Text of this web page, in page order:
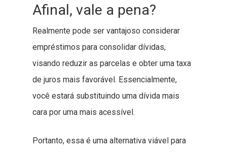
Afinal, vale a pena?
Realmente pode ser vantajoso considerar
empréstimos para consolidar dívidas,
visando reduzir as parcelas e obter uma taxa
de juros mais favorável. Essencialmente,
você estará substituindo uma dívida mais
cara por uma mais acessível.
Portanto, essa é uma alternativa viável para